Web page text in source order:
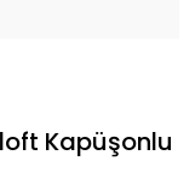
Kapüşonlu